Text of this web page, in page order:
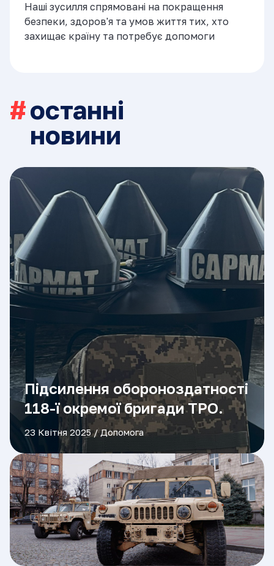
Наші зусилля спрямовані на покращення
безпеки, здоров'я та умов життя тих, хто
захищає країну та потребує допомоги
останні
новини
Підсилення обороноздатності
118-ї окремої бригади ТРО.
23 Квітня 2025 / Допомога